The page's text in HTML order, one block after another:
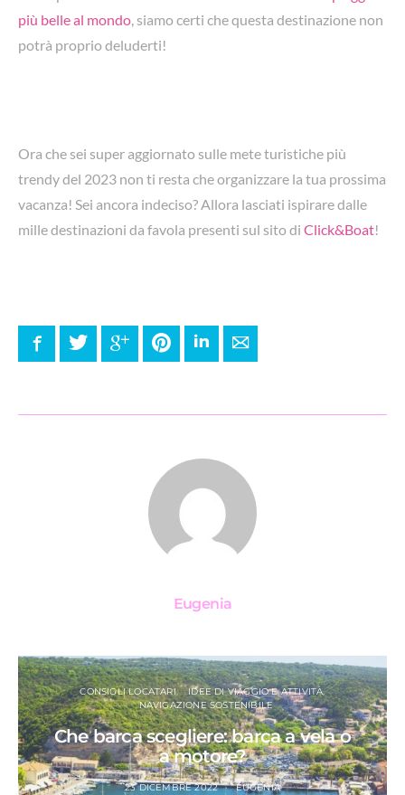
più belle al mondo, siamo certi che questa destinazione non
potrà proprio deluderti!
Ora che sei super aggiornato sulle mete turistiche più
trendy del 2023 non ti resta che organizzare la tua prossima
vacanza! Sei ancora indeciso? Allora lasciati ispirare dalle
mille destinazioni da favola presenti sul sito di Click&Boat!
FacebookTwitter Google+ PinterestLinkedInE-mail
Eugenia
CONSIGLI LOCATARI
IDEE DI VIAGGIO E ATTIVITÀ
NAVIGAZIONE SOSTENIBILE
Che barca scegliere: barca a vela o
a motore?
23 DICEMBRE 2022 EUGENIA